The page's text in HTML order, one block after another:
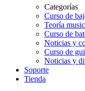
Categorías
Curso de
Teoría
Curso de
Noticias y
Curso de
Noticias y
Soporte
Tienda